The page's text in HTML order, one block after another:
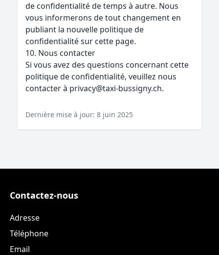
de confidentialité de temps à autre. Nous
vous informerons de tout changement en
publiant la nouvelle politique de
confidentialité sur cette page.
10. Nous contacter
Si vous avez des questions concernant cette
politique de confidentialité, veuillez nous
contacter à privacy@taxi-bussigny.ch.
Dernière mise à jour: 8 juin 2025
Contactez-nous
Adresse
Téléphone
Email